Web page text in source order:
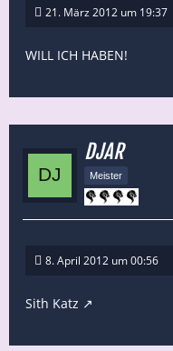
21. März 2012 um 19:37
WILL ICH HABEN!
DJAR
Meister
8. April 2012 um 00:56
Sith Katz